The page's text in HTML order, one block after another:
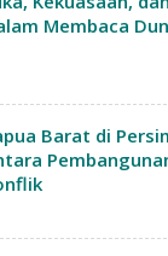
Membaca
Barat di